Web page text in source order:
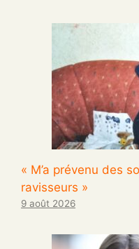
« M’a prévenu des
ravisseurs »
9 août 2026